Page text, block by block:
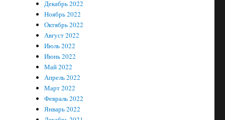
Декабрь 2022
Ноябрь 2022
Октябрь 2022
Август 2022
Июль 2022
Июнь 2022
Май 2022
Апрель 2022
Март 2022
Февраль 2022
Январь 2022